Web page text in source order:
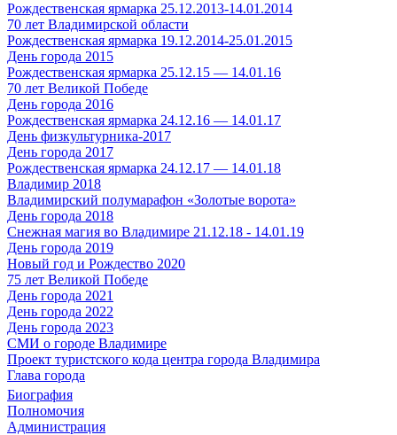
Рождественская ярмарка 25.12.2013-14.01.2014
70 лет Владимирской области
Рождественская ярмарка 19.12.2014-25.01.2015
День города 2015
Рождественская ярмарка 25.12.15 — 14.01.16
70 лет Великой Победе
День города 2016
Рождественская ярмарка 24.12.16 — 14.01.17
День физкультурника-2017
День города 2017
Рождественская ярмарка 24.12.17 — 14.01.18
Владимир 2018
Владимирский полумарафон «Золотые ворота»
День города 2018
Снежная магия во Владимире 21.12.18 - 14.01.19
День города 2019
Новый год и Рождество 2020
75 лет Великой Победе
День города 2021
День города 2022
День города 2023
СМИ о городе Владимире
Проект туристского кода центра города Владимира
Глава города
Биография
Полномочия
Администрация